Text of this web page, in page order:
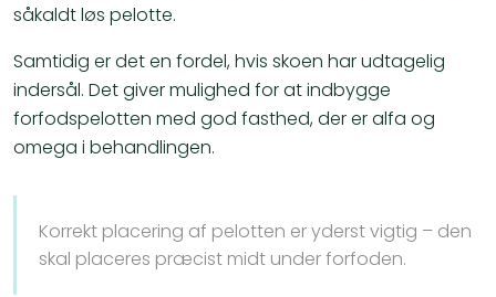
såkaldt løs pelotte.
Samtidig er det en fordel, hvis skoen har udtagelig
indersål. Det giver mulighed for at indbygge
forfodspelotten med god fasthed, der er alfa og
omega i behandlingen.
Korrekt placering af pelotten er yderst vigtig – den
skal placeres præcist midt under forfoden.